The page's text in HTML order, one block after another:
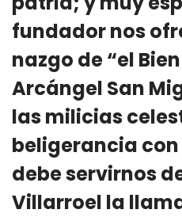
fundador nos
nazgo de “el
Arcángel San
las milicias
beligerancia con
debe servirnos
Villarroel la